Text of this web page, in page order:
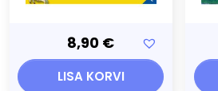
8,90 €
LISA KORVI